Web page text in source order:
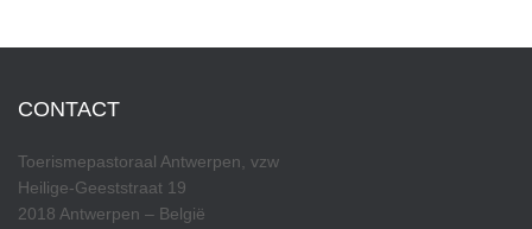
CONTACT
Toerismepastoraal Antwerpen, vzw
Heilige-Geeststraat 19
2018 Antwerpen – België